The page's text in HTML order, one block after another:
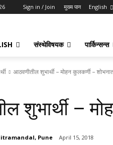
Sign in / Join मुख्य पान English
संस्थेविषयक पार्किन्सन्स
आठवणीतील शुभार्थी – मोहन कुलकर्णी –
शुभार्थी –
Pune April 15, 2018